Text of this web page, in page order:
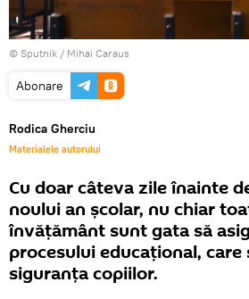
© Sputnik / Mihai Caraus
Abonare
Rodica Gherciu
Materialele autorului
Cu doar câteva zile înainte
noului an școlar, nu chiar
învățământ sunt gata să
procesului educațional, care
siguranța copiilor.